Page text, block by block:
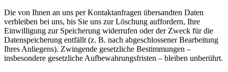
Die von Ihnen an uns per Kontaktanfragen übersandten Daten
verbleiben bei uns, bis Sie uns zur Löschung auffordern, Ihre
Einwilligung zur Speicherung widerrufen oder der Zweck für die
Datenspeicherung entfällt (z. B. nach abgeschlossener Bearbeitung
Ihres Anliegens). Zwingende gesetzliche Bestimmungen –
insbesondere gesetzliche Aufbewahrungsfristen – bleiben unberührt.